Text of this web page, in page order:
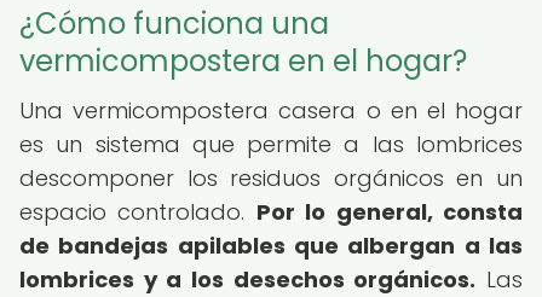
¿Cómo funciona una
vermicompostera en el hogar?
Una vermicompostera casera o en el hogar
es un sistema que permite a las lombrices
descomponer los residuos orgánicos en un
espacio controlado. Por lo general, consta
de bandejas apilables que albergan a las
lombrices y a los desechos orgánicos. Las